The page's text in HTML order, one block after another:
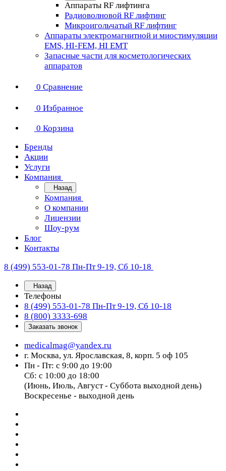
Аппараты RF лифтинга
Радиоволновой RF лифтинг
Микроигольчатый RF лифтинг
Аппараты электромагнитной и миостимуляции
EMS, HI-FEM, HI EMT
Запасные части для косметологических
аппаратов
0 Сравнение
0 Избранное
0 Корзина
Бренды
Акции
Услуги
Компания
Назад
Компания
О компании
Лицензии
Шоу-рум
Блог
Контакты
8 (499) 553-01-78 Пн-Пт 9-19, Сб 10-18
Назад
Телефоны
8 (499) 553-01-78 Пн-Пт 9-19, Сб 10-18
8 (800) 3333-698
Заказать звонок
medicalmag@yandex.ru
г. Москва, ул. Ярославская, 8, корп. 5 оф 105
Пн - Пт: с 9:00 до 19:00
Сб: с 10:00 до 18:00
(Июнь, Июль, Август - Суббота выходной день)
Воскресенье - выходной день